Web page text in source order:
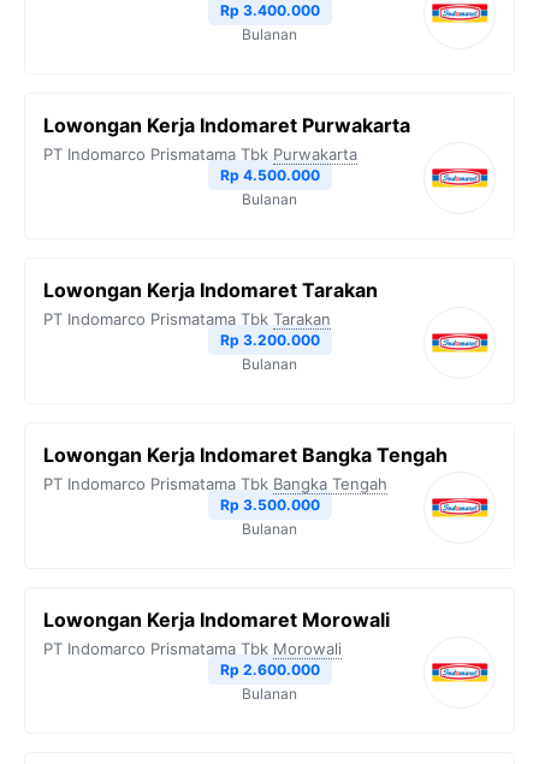
Rp 3.400.000
Bulanan
Lowongan Kerja Indomaret Purwakarta
PT Indomarco Prismatama Tbk Purwakarta
Rp 4.500.000
Bulanan
Lowongan Kerja Indomaret Tarakan
PT Indomarco Prismatama Tbk Tarakan
Rp 3.200.000
Bulanan
Lowongan Kerja Indomaret Bangka Tengah
PT Indomarco Prismatama Tbk Bangka Tengah
Rp 3.500.000
Bulanan
Lowongan Kerja Indomaret Morowali
PT Indomarco Prismatama Tbk Morowali
Rp 2.600.000
Bulanan